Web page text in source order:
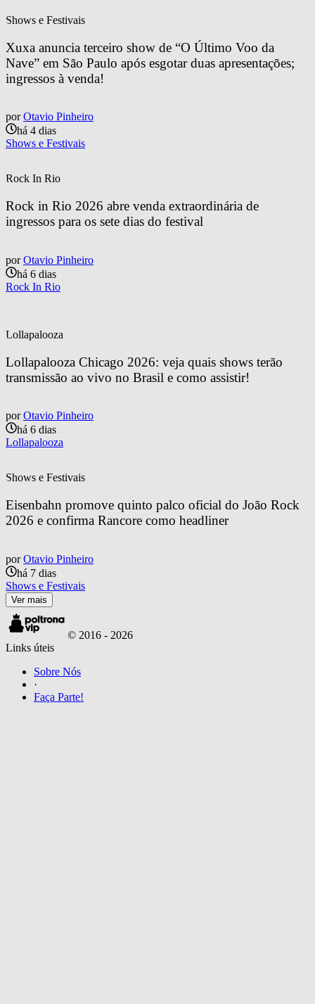
Shows e Festivais
Xuxa anuncia terceiro show de “O Último Voo da
Nave” em São Paulo após esgotar duas apresentações;
ingressos à venda!
por Otavio Pinheiro
há 4 dias
Shows e Festivais
Rock In Rio
Rock in Rio 2026 abre venda extraordinária de
ingressos para os sete dias do festival
por Otavio Pinheiro
há 6 dias
Rock In Rio
Lollapalooza
Lollapalooza Chicago 2026: veja quais shows terão
transmissão ao vivo no Brasil e como assistir!
por Otavio Pinheiro
há 6 dias
Lollapalooza
Shows e Festivais
Eisenbahn promove quinto palco oficial do João Rock
2026 e confirma Rancore como headliner
por Otavio Pinheiro
há 7 dias
Shows e Festivais
Ver mais
© 2016 - 2026
Links úteis
Sobre Nós
·
Faça Parte!